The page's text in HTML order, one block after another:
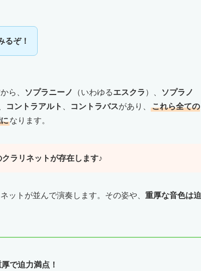
るぞ！
ら、 ソプラニーノ （いわゆるエスクラ ）、
ソプラノ
コントラアルト コントラバスがあり、
これら全ての
なります。
ラリネットが存在します♪
ットが並んで演奏します。その姿や、 重厚な音色は迫
で迫力満点！